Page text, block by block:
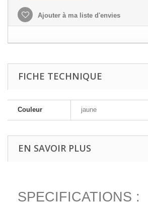
Ajouter à ma liste d'envies
FICHE TECHNIQUE
Couleur jaune
EN SAVOIR PLUS
SPECIFICATIONS :